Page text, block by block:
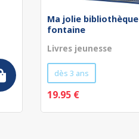
Ma jolie
fontaine
Livres jeunesse
dès 3 ans
19.95 €